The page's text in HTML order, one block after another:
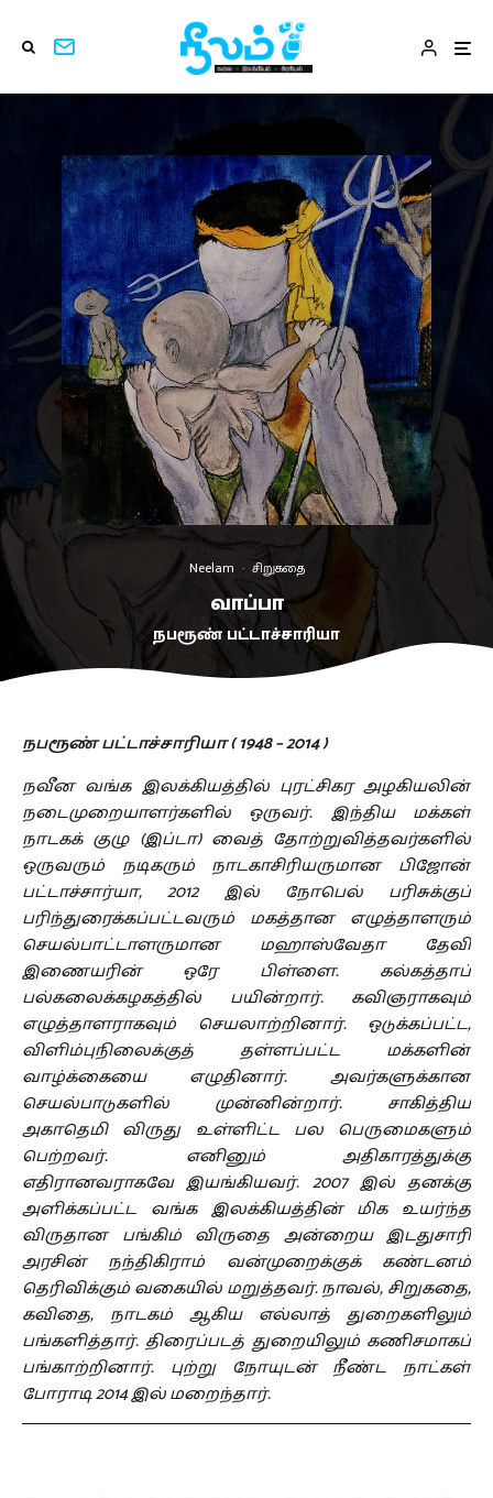
Neelam · சிறுகதை
வாப்பா
நபரூண் பட்டாச்சாரியா
நபரூண் பட்டாச்சாரியா ( 1948 – 2014 )
நவீன வங்க இலக்கியத்தில் புரட்சிகர அழகியலின்
நடைமுறையாளர்களில் ஒருவர். இந்திய மக்கள்
நாடகக் குழு (இப்டா) வைத் தோற்றுவித்தவர்களில்
ஒருவரும் நடிகரும் நாடகாசிரியருமான பிஜோன்
பட்டாச்சார்யா, 2012 இல் நோபெல் பரிசுக்குப்
பரிந்துரைக்கப்பட்டவரும் மகத்தான எழுத்தாளரும்
செயல்பாட்டாளருமான மஹாஸ்வேதா தேவி
இணையரின் ஒரே பிள்ளை. கல்கத்தாப்
பல்கலைக்கழகத்தில் பயின்றார். கவிஞராகவும்
எழுத்தாளராகவும் செயலாற்றினார். ஒடுக்கப்பட்ட,
விளிம்புநிலைக்குத் தள்ளப்பட்ட மக்களின்
வாழ்க்கையை எழுதினார். அவர்களுக்கான
செயல்பாடுகளில் முன்னின்றார். சாகித்திய
அகாதெமி விருது உள்ளிட்ட பல பெருமைகளும்
பெற்றவர். எனினும் அதிகாரத்துக்கு
எதிரானவராகவே இயங்கியவர். 2007 இல் தனக்கு
அளிக்கப்பட்ட வங்க இலக்கியத்தின் மிக உயர்ந்த
விருதான பங்கிம் விருதை அன்றைய இடதுசாரி
அரசின் நந்திகிராம் வன்முறைக்குக் கண்டனம்
தெரிவிக்கும் வகையில் மறுத்தவர். நாவல், சிறுகதை,
கவிதை, நாடகம் ஆகிய எல்லாத் துறைகளிலும்
பங்களித்தார். திரைப்படத் துறையிலும் கணிசமாகப்
பங்காற்றினார். புற்று நோயுடன் நீண்ட நாட்கள்
போராடி 2014 இல் மறைந்தார்.